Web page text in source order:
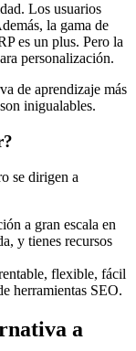
Los usuarios
la gama de
es un plus. Pero la
personalización.
de aprendizaje más
inigualables.
se dirigen a
a gran escala en
y tienes recursos
flexible, fácil
herramientas SEO.
a